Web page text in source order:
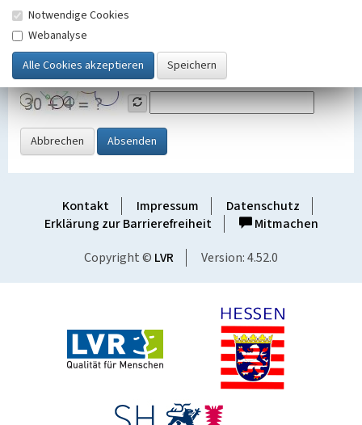
SicherheitsabfrageTragen Sie unten das Rechenergebnis aus der
Grafik ein
Abbrechen Absenden
Kontakt Impressum
Datenschutz
Erklärung zur Barrierefreiheit
Mitmachen
Copyright © LVR Version: 4.52.0
Notwendige Cookies
Webanalyse